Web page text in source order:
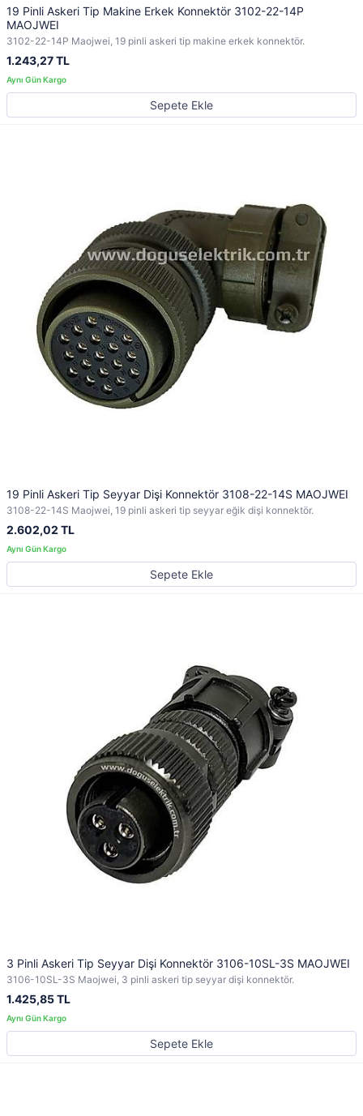
19 Pinli Askeri Tip Makine Erkek Konnektör 3102-22-14P
MAOJWEI
3102-22-14P Maojwei, 19 pinli askeri tip makine erkek konnektör.
1.243,27 TL
Sepete Ekle
19 Pinli Askeri Tip Seyyar Dişi Konnektör 3108-22-14S MAOJWEI
3108-22-14S Maojwei, 19 pinli askeri tip seyyar eğik dişi konnektör.
2.602,02 TL
Sepete Ekle
3 Pinli Askeri Tip Seyyar Dişi Konnektör 3106-10SL-3S MAOJWEI
3106-10SL-3S Maojwei, 3 pinli askeri tip seyyar dişi konnektör.
1.425,85 TL
Sepete Ekle